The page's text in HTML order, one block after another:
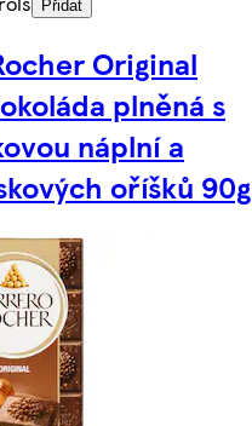
Přidat
Original
plněná s
náplní a
oříšků 90g